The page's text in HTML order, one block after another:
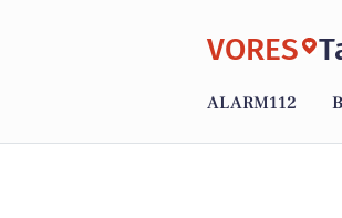
VORES
ALARM112